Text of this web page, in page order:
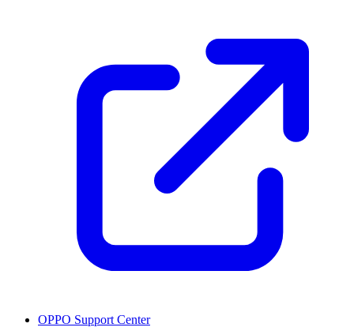
OPPO Support Center